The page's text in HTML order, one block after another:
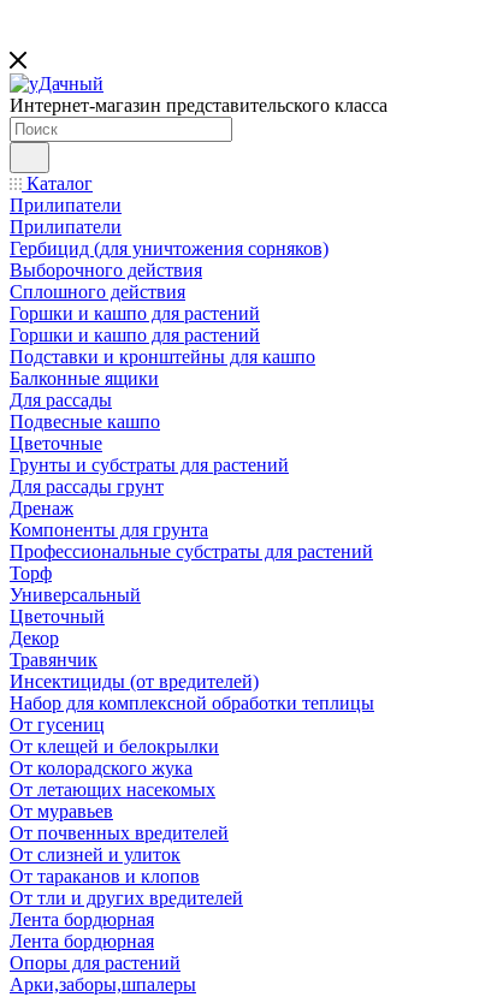
Интернет-магазин представительского класса
Каталог
Прилипатели
Прилипатели
Гербицид (для уничтожения сорняков)
Выборочного действия
Сплошного действия
Горшки и кашпо для растений
Горшки и кашпо для растений
Подставки и кронштейны для кашпо
Балконные ящики
Для рассады
Подвесные кашпо
Цветочные
Грунты и субстраты для растений
Для рассады грунт
Дренаж
Компоненты для грунта
Профессиональные субстраты для растений
Торф
Универсальный
Цветочный
Декор
Травянчик
Инсектициды (от вредителей)
Набор для комплексной обработки теплицы
От гусениц
От клещей и белокрылки
От колорадского жука
От летающих насекомых
От муравьев
От почвенных вредителей
От слизней и улиток
От тараканов и клопов
От тли и других вредителей
Лента бордюрная
Лента бордюрная
Опоры для растений
Арки,заборы,шпалеры